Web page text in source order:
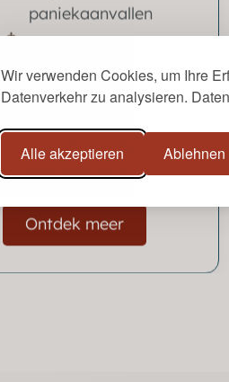
Wir verwenden Cookies, um Ihre
Datenverkehr zu analysieren.
Alle akzeptieren Ablehnen
paniekaanvallen
Effectieve 4-
wekelijkse
privécursus
naar blijvende
mentale rust
Ontdek meer